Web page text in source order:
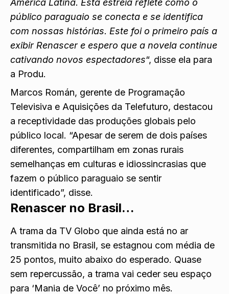
América Latina. Esta estreia reflete como o
público paraguaio se conecta e se identifica
com nossas histórias. Este foi o primeiro país a
exibir Renascer e espero que a novela continue
cativando novos espectadores“, disse ela para
a Produ.
Marcos Román, gerente de Programação
Televisiva e Aquisições da Telefuturo, destacou
a receptividade das produções globais pelo
público local. “Apesar de serem de dois países
diferentes, compartilham em zonas rurais
semelhanças em culturas e idiossincrasias que
fazem o público paraguaio se sentir
identificado”, disse.
Renascer no Brasil…
A trama da TV Globo que ainda está no ar
transmitida no Brasil, se estagnou com média de
25 pontos, muito abaixo do esperado. Quase
sem repercussão, a trama vai ceder seu espaço
para ‘Mania de Você’ no próximo mês.